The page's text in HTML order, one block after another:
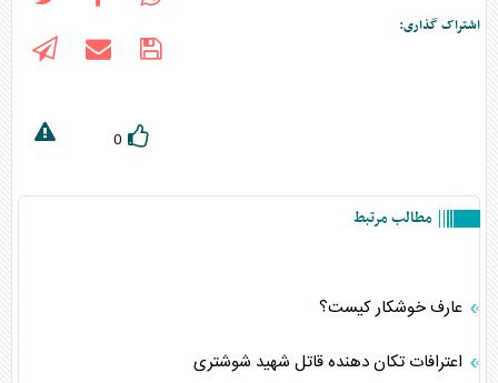
اشتراک گذاری:
0
مطالب مرتبط
عارف خوشکار کیست؟
اعترافات تکان دهنده قاتل شهید شوشتری